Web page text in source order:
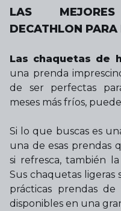
LAS
DECATHLON PARA
Las chaquetas de
una prenda
de ser perfectas
meses más fríos,
Si lo que buscas es
una de esas prendas
si refresca, también
Sus chaquetas ligeras
prácticas prendas
disponibles en una